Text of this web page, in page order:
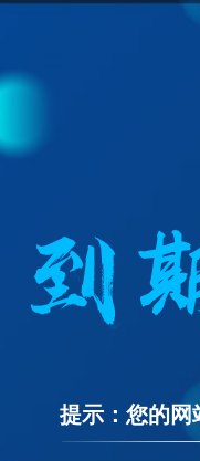
提示：您的网